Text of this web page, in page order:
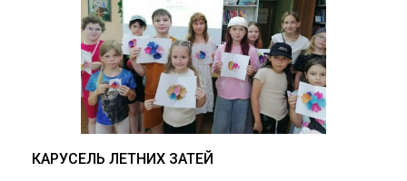
КАРУСЕЛЬ ЛЕТНИХ ЗАТЕЙ